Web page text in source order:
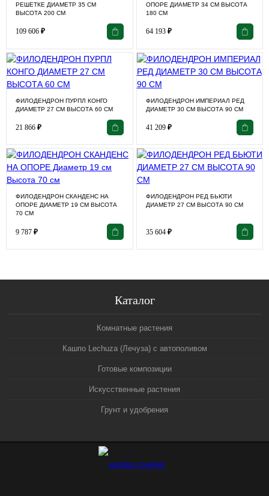
РЕШЕТКЕ ДИАМЕТР 35 СМ
ВЫСОТА 200 СМ
109 606 ₽
ОПОРЕ ДИАМЕТР 34 СМ ВЫСОТА
180 СМ
64 193 ₽
ФИЛОДЕНДРОН ПУРПЛ КОНГО
ДИАМЕТР 27 СМ ВЫСОТА 60 СМ
21 866 ₽
ФИЛОДЕНДРОН ИМПЕРИАЛ РЕД
ДИАМЕТР 30 СМ ВЫСОТА 90 СМ
41 209 ₽
ФИЛОДЕНДРОН СКАНДЕНС НА
ОПОРЕ ДИАМЕТР 19 СМ ВЫСОТА
70 СМ
9 787 ₽
ФИЛОДЕНДРОН РЕД БЬЮТИ
ДИАМЕТР 27 СМ ВЫСОТА 90 СМ
35 604 ₽
Каталог
Комнатные растения
Кашпо Lechuza (Лечуза) с автополивом
Готовые композиции
Искусственные растения
Грунт и удобрения